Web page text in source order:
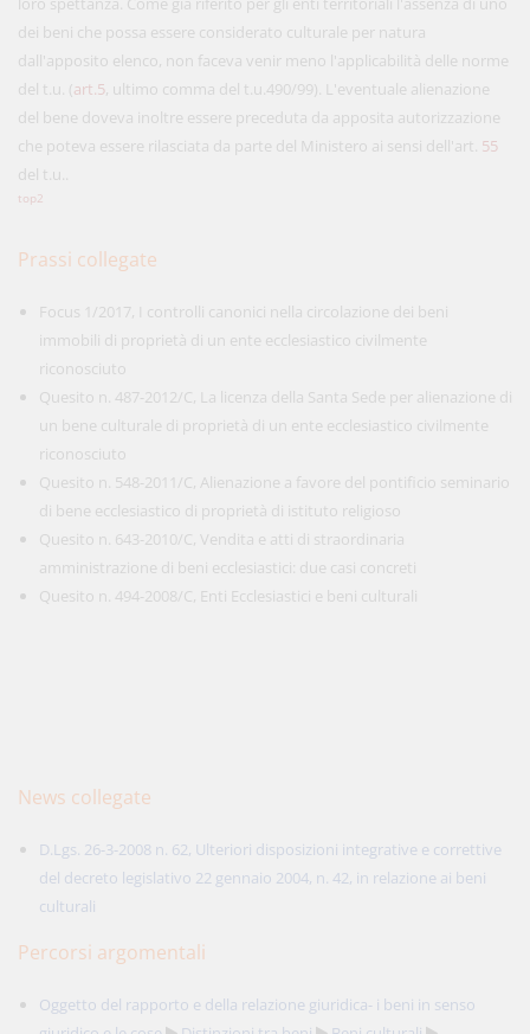
dei beni che possa essere considerato culturale per natura
dall'apposito elenco, non faceva venir meno l'applicabilità delle norme
del t.u. (art.5, ultimo comma del t.u.490/99). L'eventuale alienazione
del bene doveva inoltre essere preceduta da apposita autorizzazione
che poteva essere rilasciata da parte del Ministero ai sensi dell'art. 55
del t.u..
top2
Prassi collegate
Focus 1/2017, I controlli canonici nella circolazione dei beni
immobili di proprietà di un ente ecclesiastico civilmente
riconosciuto
Quesito n. 487-2012/C, La licenza della Santa Sede per alienazione di
un bene culturale di proprietà di un ente ecclesiastico civilmente
riconosciuto
Quesito n. 548-2011/C, Alienazione a favore del pontificio seminario
di bene ecclesiastico di proprietà di istituto religioso
Quesito n. 643-2010/C, Vendita e atti di straordinaria
amministrazione di beni ecclesiastici: due casi concreti
Quesito n. 494-2008/C, Enti Ecclesiastici e beni culturali
News collegate
D.Lgs. 26-3-2008 n. 62, Ulteriori disposizioni integrative e correttive
del decreto legislativo 22 gennaio 2004, n. 42, in relazione ai beni
culturali
Percorsi argomentali
Oggetto del rapporto e della relazione giuridica- i beni in senso